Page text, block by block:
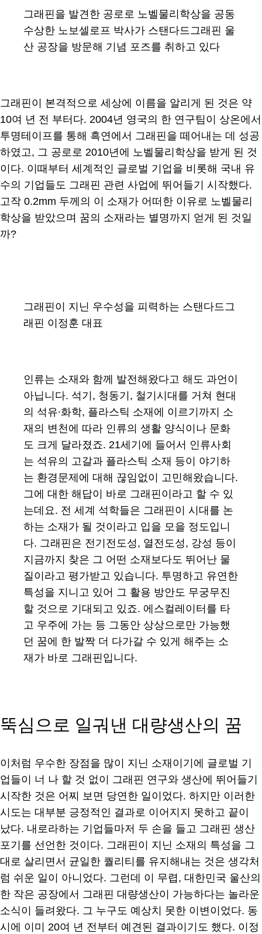
그래핀을 발견한 공로로 노벨물리학상을 공동
수상한 노보셀로프 박사가 스탠다드그래핀 울
산 공장을 방문해 기념 포즈를 취하고 있다
그래핀이 본격적으로 세상에 이름을 알리게 된 것은 약
10여 년 전 부터다. 2004년 영국의 한 연구팀이 상온에서
투명테이프를 통해 흑연에서 그래핀을 떼어내는 데 성공
하였고, 그 공로로 2010년에 노벨물리학상을 받게 된 것
이다. 이때부터 세계적인 글로벌 기업을 비롯해 국내 유
수의 기업들도 그래핀 관련 사업에 뛰어들기 시작했다.
고작 0.2mm 두께의 이 소재가 어떠한 이유로 노벨물리
학상을 받았으며 꿈의 소재라는 별명까지 얻게 된 것일
까?
그래핀이 지닌 우수성을 피력하는 스탠다드그
래핀 이정훈 대표
인류는 소재와 함께 발전해왔다고 해도 과언이
아닙니다. 석기, 청동기, 철기시대를 거쳐 현대
의 석유∙화학, 플라스틱 소재에 이르기까지 소
재의 변천에 따라 인류의 생활 양식이나 문화
도 크게 달라졌죠. 21세기에 들어서 인류사회
는 석유의 고갈과 플라스틱 소재 등이 야기하
는 환경문제에 대해 끊임없이 고민해왔습니다.
그에 대한 해답이 바로 그래핀이라고 할 수 있
는데요. 전 세계 석학들은 그래핀이 시대를 논
하는 소재가 될 것이라고 입을 모을 정도입니
다. 그래핀은 전기전도성, 열전도성, 강성 등이
지금까지 찾은 그 어떤 소재보다도 뛰어난 물
질이라고 평가받고 있습니다. 투명하고 유연한
특성을 지니고 있어 그 활용 방안도 무궁무진
할 것으로 기대되고 있죠. 에스컬레이터를 타
고 우주에 가는 등 그동안 상상으로만 가능했
던 꿈에 한 발짝 더 다가갈 수 있게 해주는 소
재가 바로 그래핀입니다.
뚝심으로 일궈낸 대량생산의 꿈
이처럼 우수한 장점을 많이 지닌 소재이기에 글로벌 기
업들이 너 나 할 것 없이 그래핀 연구와 생산에 뛰어들기
시작한 것은 어찌 보면 당연한 일이었다. 하지만 이러한
시도는 대부분 긍정적인 결과로 이어지지 못하고 끝이
났다. 내로라하는 기업들마저 두 손을 들고 그래핀 생산
포기를 선언한 것이다. 그래핀이 지닌 소재의 특성을 그
대로 살리면서 균일한 퀄리티를 유지해내는 것은 생각처
럼 쉬운 일이 아니었다. 그런데 이 무렵, 대한민국 울산의
한 작은 공장에서 그래핀 대량생산이 가능하다는 놀라운
소식이 들려왔다. 그 누구도 예상치 못한 이변이었다. 동
시에 이미 20여 년 전부터 예견된 결과이기도 했다. 이정